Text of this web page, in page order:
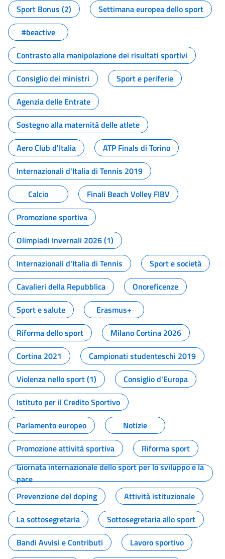
Sport Bonus (2)
Settimana europea dello sport
#beactive
Contrasto alla manipolazione dei risultati sportivi
Consiglio dei ministri
Sport e periferie
Agenzia delle Entrate
Sostegno alla maternità delle atlete
Aero Club d'Italia
ATP Finals di Torino
Internazionali d'Italia di Tennis 2019
Calcio
Finali Beach Volley FIBV
Promozione sportiva
Olimpiadi Invernali 2026 (1)
Internazionali d'Italia di Tennis
Sport e società
Cavalieri della Repubblica
Onoreficenze
Sport e salute
Erasmus+
Riforma dello sport
Milano Cortina 2026
Cortina 2021
Campionati studenteschi 2019
Violenza nello sport (1)
Consiglio d'Europa
Istituto per il Credito Sportivo
Parlamento europeo
Notizie
Promozione attività sportiva
Riforma sport
Giornata internazionale dello sport per lo sviluppo e la
pace
Prevenzione del doping
Attività istituzionale
La sottosegretaria
Sottosegretaria allo sport
Bandi Avvisi e Contributi
Lavoro sportivo